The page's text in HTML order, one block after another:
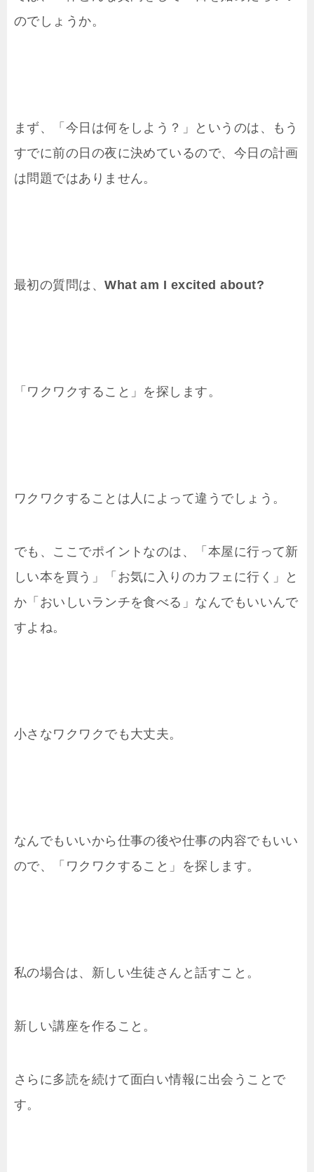
のでしょうか。
まず、「今日は何をしよう？」というのは、もう
すでに前の日の夜に決めているので、今日の計画
は問題ではありません。
最初の質問は、What am I excited about?
「ワクワクすること」を探します。
ワクワクすることは人によって違うでしょう。
でも、ここでポイントなのは、「本屋に行って新
しい本を買う」「お気に入りのカフェに行く」と
か「おいしいランチを食べる」なんでもいいんで
すよね。
小さなワクワクでも大丈夫。
なんでもいいから仕事の後や仕事の内容でもいい
ので、「ワクワクすること」を探します。
私の場合は、新しい生徒さんと話すこと。
新しい講座を作ること。
さらに多読を続けて面白い情報に出会うことで
す。